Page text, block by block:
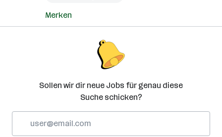
Merken
Sollen wir dir neue Jobs für genau diese
Suche schicken?